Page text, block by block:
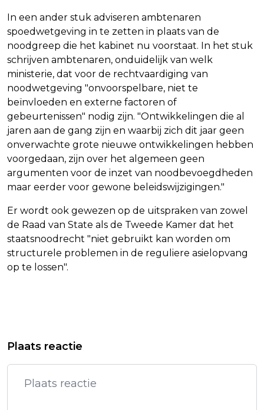
In een ander stuk adviseren ambtenaren
spoedwetgeving in te zetten in plaats van de
noodgreep die het kabinet nu voorstaat. In het stuk
schrijven ambtenaren, onduidelijk van welk
ministerie, dat voor de rechtvaardiging van
noodwetgeving "onvoorspelbare, niet te
beïnvloeden en externe factoren of
gebeurtenissen" nodig zijn. "Ontwikkelingen die al
jaren aan de gang zijn en waarbij zich dit jaar geen
onverwachte grote nieuwe ontwikkelingen hebben
voorgedaan, zijn over het algemeen geen
argumenten voor de inzet van noodbevoegdheden
maar eerder voor gewone beleidswijzigingen."
Er wordt ook gewezen op de uitspraken van zowel
de Raad van State als de Tweede Kamer dat het
staatsnoodrecht "niet gebruikt kan worden om
structurele problemen in de reguliere asielopvang
op te lossen".
MET AANVAL ALLE RODE LIJNEN
VLUCHTEN LUFTHANSA EN AIR
FRANCE OP TEL AVIV LANGER
OPGESCHORT
Plaats reactie